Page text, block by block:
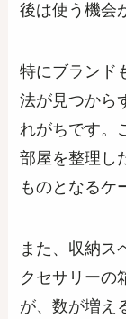
後は使う機会
特にブランド
法が見つから
れがちです。
部屋を整理し
ものとなるケ
また、収納ス
クセサリーの
が、数が増え